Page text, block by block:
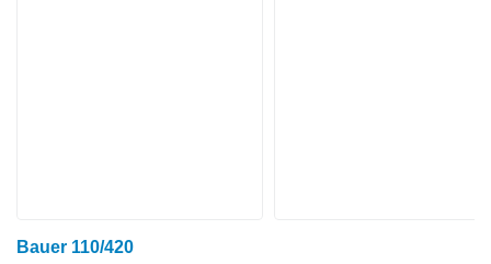
Bauer 110/420